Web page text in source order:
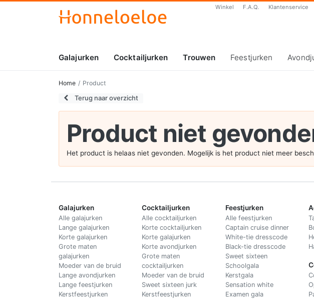
Winkel F.A.Q. Klantenservice
Galajurken Cocktailjurken Trouwen Feestjurken
Home Product
Terug naar overzicht
Product niet
Het product is helaas niet gevonden. Mogelijk is het product niet meer
Galajurken
Alle galajurken
Lange galajurken
Korte galajurken
Grote maten
galajurken
Moeder van de bruid
Lange avondjurken
Lange feestjurken
Kerstfeestjurken
Cocktailjurken
Alle cocktailjurken
Korte cocktailjurken
Korte galajurken
Korte avondjurken
Grote maten
cocktailjurken
Moeder van de bruid
Sweet sixteen jurk
Kerstfeestjurken
Feestjurken
Alle feestjurken
Captain cruise dinner
White-tie dresscode
Black-tie dresscode
Sweet sixteen
Schoolgala
Kerstgala
Sensation white
Examen gala
C